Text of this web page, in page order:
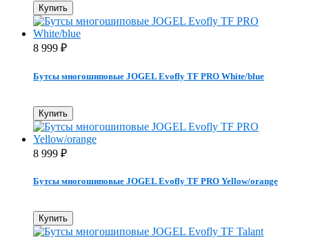
Купить
8 999 ₽
Бутсы многошиповые JOGEL Evofly TF PRO White/blue
Купить
8 999 ₽
Бутсы многошиповые JOGEL Evofly TF PRO Yellow/orange
Купить